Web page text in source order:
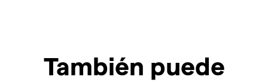
También puede